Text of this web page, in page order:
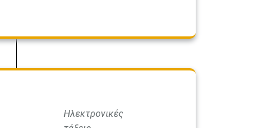
Ηλεκτρονικές